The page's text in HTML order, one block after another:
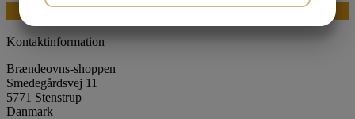
Se vores store udvalg af reservedele
Kontaktinformation
Brændeovns-shoppen
Smedegårdsvej 11
5771 Stenstrup
Danmark
MARKETING